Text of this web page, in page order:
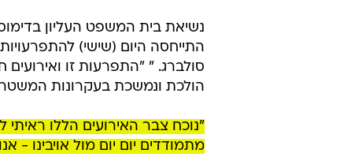
נשיאת בית המשפט העליון
התייחסה היום (שישי)
סולברג. " "התפרעות זו ואירועים
הולכת ונמשכת בעקרונות
"נוכח צבר האירועים הללו
מתמודדים יום יום מול אויבינו